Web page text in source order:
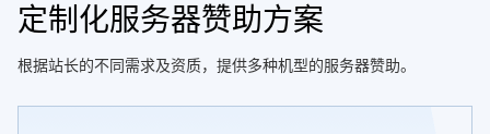
定制化服务器赞助方案
根据站长的不同需求及资质，提供多种机型的服务器赞助。